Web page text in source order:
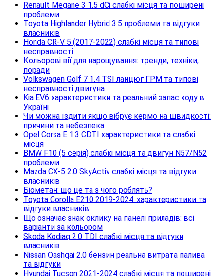
Renault Megane 3 1.5 dCi слабкі місця та поширені
проблеми
Toyota Highlander Hybrid 3.5 проблеми та відгуки
власників
Honda CR-V 5 (2017-2022) слабкі місця та типові
несправності
Кольорові вії для нарощування: тренди, техніки,
поради
Volkswagen Golf 7 1.4 TSI ланцюг ГРМ та типові
несправності двигуна
Kia EV6 характеристики та реальний запас ходу в
Україні
Чи можна їздити якщо вібрує кермо на швидкості:
причини та небезпека
Opel Corsa E 1.3 CDTI характеристики та слабкі
місця
BMW F10 (5 серія) слабкі місця та двигун N57/N52
проблеми
Mazda CX-5 2.0 SkyActiv слабкі місця та відгуки
власників
Біометан: що це та з чого роблять?
Toyota Corolla E210 2019-2024: характеристики та
відгуки власників
Що означає знак оклику на панелі приладів: всі
варіанти за кольором
Skoda Kodiaq 2.0 TDI слабкі місця та відгуки
власників
Nissan Qashqai 2.0 бензин реальна витрата палива
та відгуки
Hyundai Tucson 2021-2024 слабкі місця та поширені